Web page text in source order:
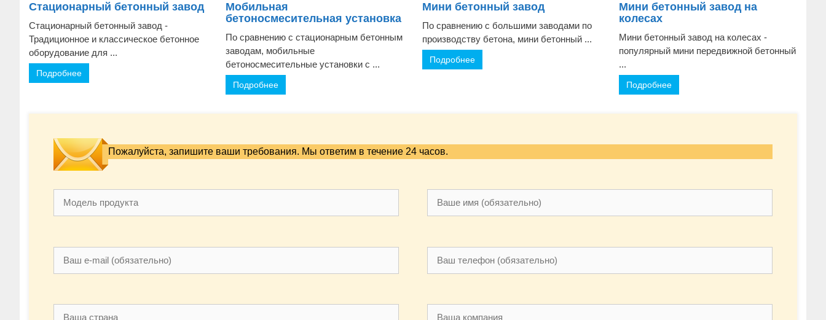
Стационарный бетонный завод
Стационарный бетонный завод -
Традиционное и классическое бетонное
оборудование для ...
Подробнее
Мобильная
бетоносмесительная установка
По сравнению с стационарным бетонным
заводам, мобильные
бетоносмесительные установки с ...
Подробнее
Мини бетонный завод
По сравнению с большими заводами по
производству бетона, мини бетонный ...
Подробнее
Мини бетонный завод на
колесах
Мини бетонный завод на колесах -
популярный мини передвижной бетонный
...
Подробнее
Пожалуйста, запишите ваши требования. Мы ответим в течение 24 часов.